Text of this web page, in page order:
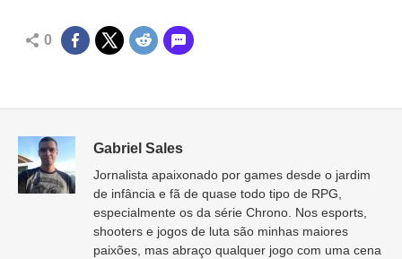
0
Gabriel Sales
Jornalista apaixonado por games desde o jardim
de infância e fã de quase todo tipo de RPG,
especialmente os da série Chrono. Nos esports,
shooters e jogos de luta são minhas maiores
paixões, mas abraço qualquer jogo com uma cena